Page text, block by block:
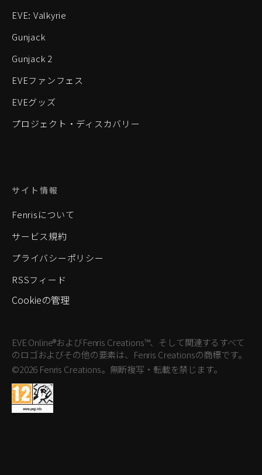
EVE: Valkyrie
Gunjack
Gunjack 2
EVEファンフェス
EVEグッズ
プロジェクト・ディスカバリー
サイト情報
Fenrisについて
サービス規約
プライバシーポリシー
RSSフィード
Cookieの管理
EVE Online®およびFenris Creations™、そして関連するすべて
のロゴおよびその他の要素は、Fenris Creationsの商標です。
©2026 Fenris Creations。無断複写・転載を禁じます。